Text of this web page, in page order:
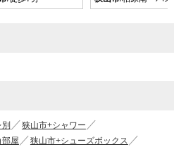
別
狭山市+シャワー
屋
狭山市+シューズボックス